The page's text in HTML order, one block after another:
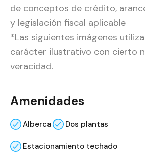
de conceptos de crédito,
y legislación fiscal aplicable
*Las siguientes imágenes
carácter ilustrativo con cierto
veracidad.
Amenidades
Alberca Dos plantas
Estacionamiento techado